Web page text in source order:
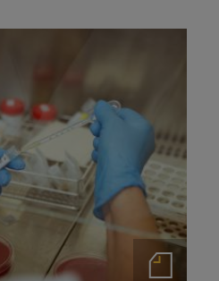
Notas de prensa